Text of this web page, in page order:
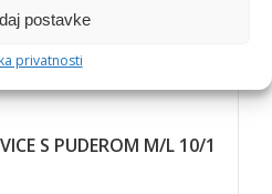
postavke
privatnosti
S PUDEROM M/L 10/1